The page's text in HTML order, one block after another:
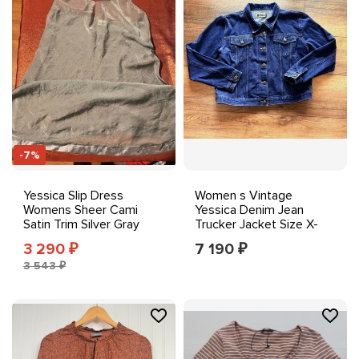
-7%
Yessica Slip Dress
Womens Sheer Cami
Satin Trim Silver Gray
Spaghetti Strap
3 290 ₽
3 543 ₽
Women s Vintage
Yessica Denim Jean
Trucker Jacket Size X-
7 190 ₽